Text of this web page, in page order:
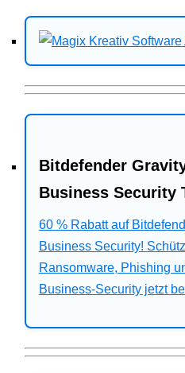
Bitdefender
Business Security
60 % Rabatt auf
Business Security!
Ransomware, Phishing
Business-Security jetzt